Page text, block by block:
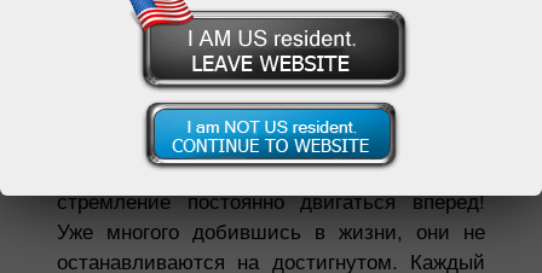
Скажи мне, кто твой друг, и я
скажу, кто ты!
А мы с гордостью расскажем вам о наших
друзьях! Они могут показаться такими
разными, но всех их объединяет одно —
стремление постоянно двигаться вперед!
Уже многого добившись в жизни, они не
останавливаются на достигнутом. Каждый